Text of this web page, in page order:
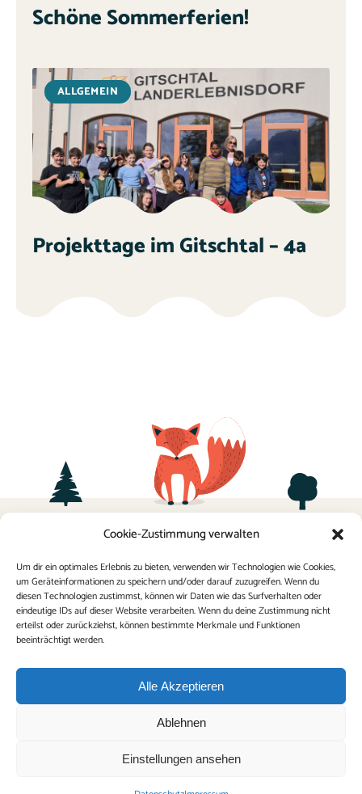
Cookie-Zustimmung verwalten
Um dir ein optimales Erlebnis zu bieten, verwenden wir Technologien wie Cookies,
um Geräteinformationen zu speichern und/oder darauf zuzugreifen. Wenn du
diesen Technologien zustimmst, können wir Daten wie das Surfverhalten oder
eindeutige IDs auf dieser Website verarbeiten. Wenn du deine Zustimmung nicht
erteilst oder zurückziehst, können bestimmte Merkmale und Funktionen
beeinträchtigt werden.
Alle Akzeptieren
Ablehnen
Einstellungen ansehen
Schöne Sommerferien!
ALLGEMEIN
Projekttage im Gitschtal – 4a
Kontakt
Impressum
Datenschutz
Schulordnung
Termine
Sponsoring
Elternverein
© 2023 VS5 St. Martin/Villach